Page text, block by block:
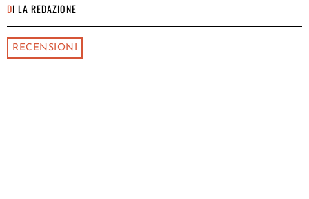
DI LA REDAZIONE
RECENSIONI